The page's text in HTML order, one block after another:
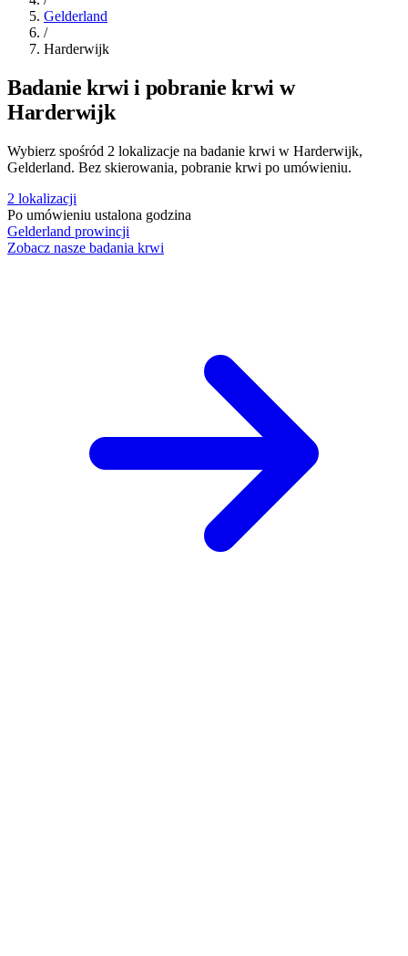
Gelderland
/
Harderwijk
Badanie krwi i pobranie krwi w
Harderwijk
Wybierz spośród 2 lokalizacje na badanie krwi w Harderwijk,
Gelderland. Bez skierowania, pobranie krwi po umówieniu.
2 lokalizacji
Po umówieniu ustalona godzina
Gelderland prowincji
Zobacz nasze badania krwi